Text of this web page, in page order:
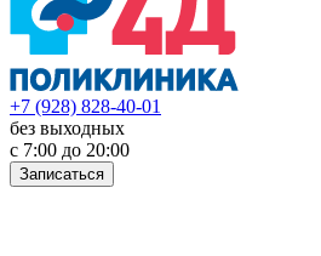
+7 (928) 828-40-01
без выходных
с 7:00 до 20:00
Записаться